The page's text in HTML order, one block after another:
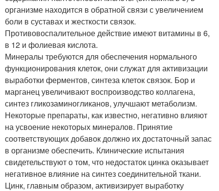
организме находится в обратной связи с увеличением
боли в суставах и жесткости связок.
Противовоспалительное действие имеют витамины в 6,
в 12 и фолиевая кислота.
Минералы требуются для обеспечения нормального
функционирования клеток, они служат для активизации
выработки ферментов, синтеза клеток связок. Бор и
марганец увеличивают воспроизводство коллагена,
синтез гликозаминогликанов, улучшают метаболизм.
Некоторые препараты, как известно, негативно влияют
на усвоение некоторых минералов. Принятие
соответствующих добавок должно их достаточный запас
в организме обеспечить. Клинические испытания
свидетельствуют о том, что недостаток цинка оказывает
негативное влияние на синтез соединительной ткани.
Цинк, главным образом, активизирует выработку